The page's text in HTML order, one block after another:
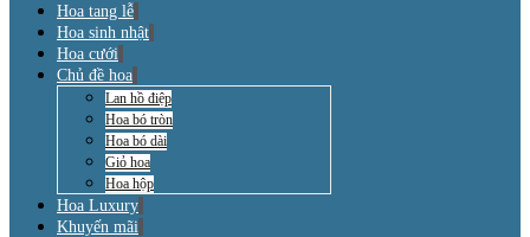
Hoa tang lễ
Hoa sinh nhật
Hoa cưới
Chủ đề hoa
Lan hồ điệp
Hoa bó tròn
Hoa bó dài
Giỏ hoa
Hoa hộp
Hoa Luxury
Khuyến mãi